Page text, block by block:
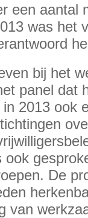
een aantal
was het
bij het
panel dat
2013 ook
De
van